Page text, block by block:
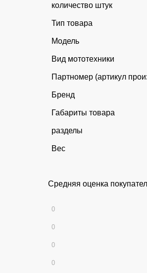
количество штук
Тип товара
Модель
Вид мототехники
Партномер (артикул
Бренд
Габариты товара
разделы
Вес
Средняя оценка
0
0
0
0